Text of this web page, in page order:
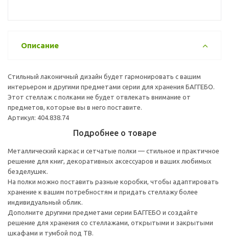
Описание
Стильный лаконичный дизайн будет гармонировать с вашим
интерьером и другими предметами серии для хранения БАГГЕБО.
Этот стеллаж с полками не будет отвлекать внимание от
предметов, которые вы в него поставите.
Артикул: 404.838.74
Подробнее о товаре
Металлический каркас и сетчатые полки — стильное и практичное
решение для книг, декоративных аксессуаров и ваших любимых
безделушек.
На полки можно поставить разные коробки, чтобы адаптировать
хранение к вашим потребностям и придать стеллажу более
индивидуальный облик.
Дополните другими предметами серии БАГГЕБО и создайте
решение для хранения со стеллажами, открытыми и закрытыми
шкафами и тумбой под ТВ.